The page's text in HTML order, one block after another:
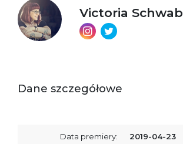
Victoria Schwab
Dane szczegółowe
Data premiery: 2019-04-23